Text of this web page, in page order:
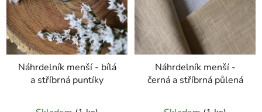
Náhrdelník menší - bílá
a stříbrná puntíky
Náhrdelník menší -
černá a stříbrná půlená